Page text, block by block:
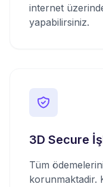
internet
yapabilirsiniz.
3D Secure
Tüm
korunmaktadir.